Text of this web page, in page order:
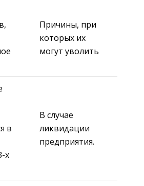
Причины, при
которых их
могут уволить
в
х
В случае
ликвидации
предприятия.